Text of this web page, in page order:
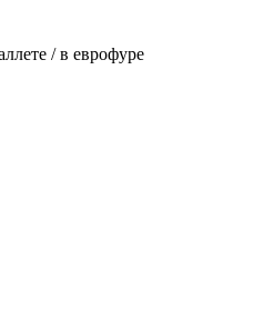
/ в еврофуре